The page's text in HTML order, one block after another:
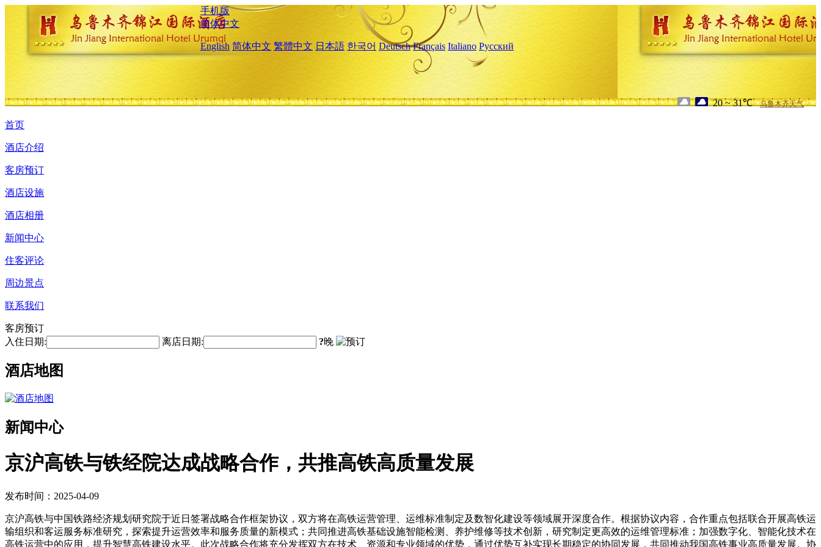
手机版
简体中文
English 简体中文 繁體中文 日本語 한국어 Deutsch Français Italiano Русский
20 ~ 31℃ 乌鲁木齐天气
首页
酒店介绍
客房预订
酒店设施
酒店相册
新闻中心
住客评论
周边景点
联系我们
客房预订
入住日期:
离店日期: ?晚
酒店地图
新闻中心
京沪高铁与铁经院达成战略合作，共推高铁高质量发展
发布时间：2025-04-09
京沪高铁与中国铁路经济规划研究院于近日签署战略合作框架协议，双方将在高铁运营管理、运维标准制定及数智化建设等领域展开深度合作。根据协议内容，合作重点包括联合开展高铁运
输组织和客运服务标准研究，探索提升运营效率和服务质量的新模式；共同推进高铁基础设施智能检测、养护维修等技术创新，研究制定更高效的运维管理标准；加强数字化、智能化技术在
高铁运营中的应用，提升智慧高铁建设水平。此次战略合作将充分发挥双方在技术、资源和专业领域的优势，通过优势互补实现长期稳定的协同发展，共同推动我国高铁事业高质量发展。协